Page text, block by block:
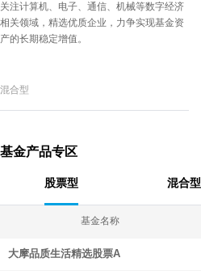
关注计算机、电子、通信、机械等数字经济
相关领域，精选优质企业，力争实现基金资
产的长期稳定增值。
混合型
基金产品专区
股票型 混合型
基金名称
大摩品质生活精选股票A